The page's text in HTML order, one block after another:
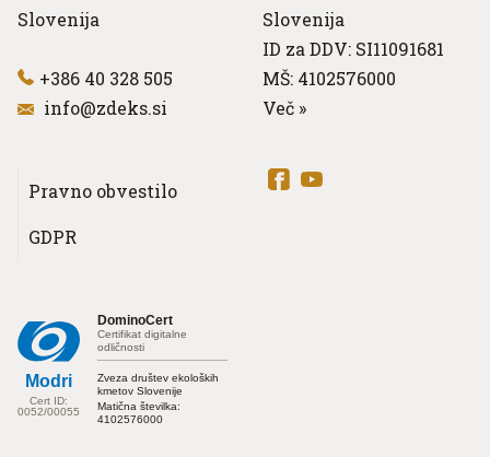
Slovenija
+386 40 328 505
info@zdeks.si
Slovenija
ID za DDV: SI11091681
MŠ: 4102576000
Več »
Pravno obvestilo
GDPR
Modri
Cert ID:
0052/00055
DominoCert
Certifikat digitalne
odličnosti
Zveza društev ekoloških
kmetov Slovenije
Matična številka:
4102576000